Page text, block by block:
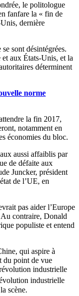
le politologue
fanfare la « fin de
dernière
sont désintégrées.
aux États-Unis, et la
déterminent
norme
la fin 2017,
notamment en
économies du bloc.
aussi affaiblis par
de défaite aux
Juncker, président
de l’UE, en
pas aider l’Europe
Au contraire, Donald
populiste et entend
qui aspire à
du point de vue
industrielle
industrielle
scène.